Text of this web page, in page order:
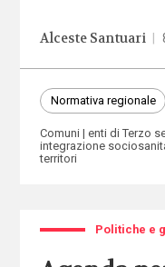
Alceste Santuari
Normativa regionale
Comuni
enti di Terzo
integrazione
territori
Politiche e